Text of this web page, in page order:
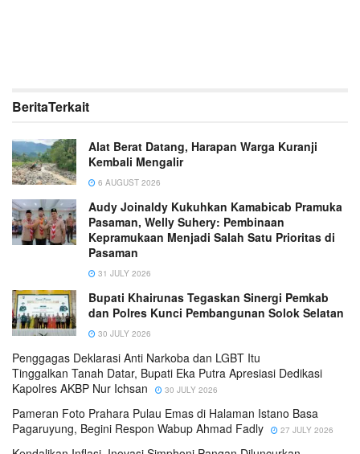
BeritaTerkait
Alat Berat Datang, Harapan Warga Kuranji
Kembali Mengalir
6 AUGUST 2026
Audy Joinaldy Kukuhkan Kamabicab Pramuka
Pasaman, Welly Suhery: Pembinaan
Kepramukaan Menjadi Salah Satu Prioritas di
Pasaman
31 JULY 2026
Bupati Khairunas Tegaskan Sinergi Pemkab
dan Polres Kunci Pembangunan Solok Selatan
30 JULY 2026
Penggagas Deklarasi Anti Narkoba dan LGBT Itu
Tinggalkan Tanah Datar, Bupati Eka Putra Apresiasi Dedikasi
Kapolres AKBP Nur Ichsan
30 JULY 2026
Pameran Foto Prahara Pulau Emas di Halaman Istano Basa
Pagaruyung, Begini Respon Wabup Ahmad Fadly
27 JULY 2026